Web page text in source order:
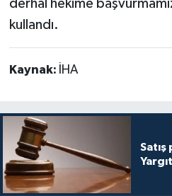
derhal hekime
kullandı.
Kaynak: İHA
Satış